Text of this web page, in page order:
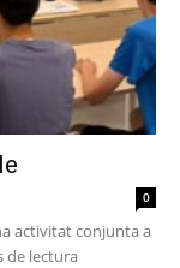
0
activitat conjunta a
de lectura